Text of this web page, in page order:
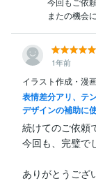
またの機会
1年前
イラスト作成・漫
表情差分アリ、テ
デザインの補助に
続けてのご依頼
今回も、完璧で
ありがとうござ